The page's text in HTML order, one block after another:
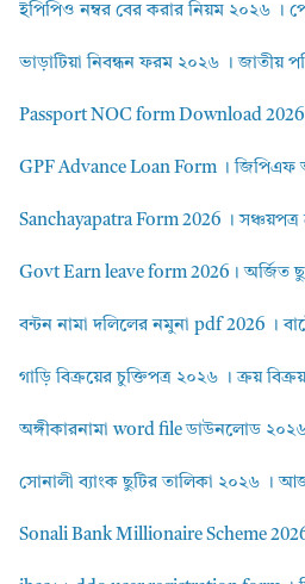
ইপিপিও নম্বর বের করার নিয়ম ২০২৬ ।
ভাড়াটিয়া নিবন্ধন ফরম ২০২৬ । জাতীয়
Passport NOC form Download 2026
GPF Advance Loan Form । জিপিএফ
Sanchayapatra Form 2026 । সঞ্চয়পত্র
Govt Earn leave form 2026। অর্জিত
বন্টন নামা দলিলের নমুনা pdf 2026 ।
গাড়ি বিক্রয়ের চুক্তিপত্র ২০২৬ । ক্রয়
অঙ্গীকারনামা word file ডাউনলোড
সোনালী ব্যাংক ছুটির তালিকা ২০২৬ ।
Sonali Bank Millionaire Scheme